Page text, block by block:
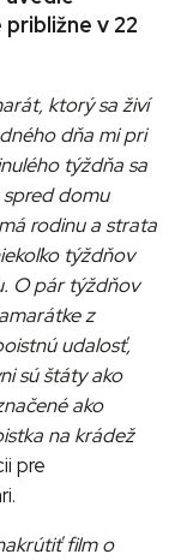
v 22
ktorý sa živí
dňa mi pri
týždňa sa
domu
rodinu a strata
týždňov
O pár týždňov
z
udalosť,
sú štáty ako
ako
na krádež
pre
film o